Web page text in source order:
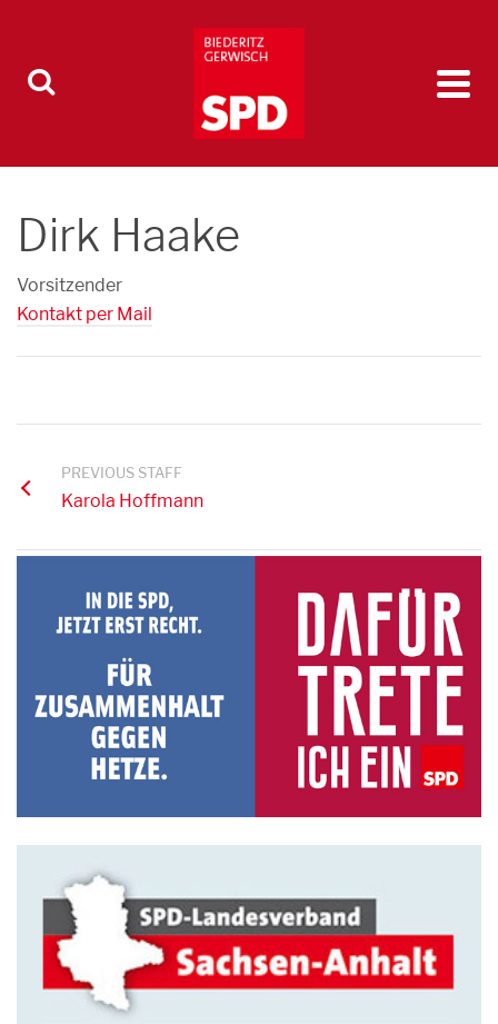
Dirk Haake
Vorsitzender
Kontakt per Mail
PREVIOUS STAFF
Karola Hoffmann